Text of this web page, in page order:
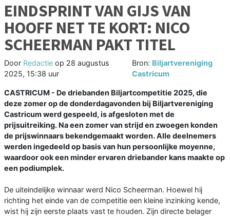
EINDSPRINT VAN GIJS VAN
HOOFF NET TE KORT: NICO
SCHEERMAN PAKT TITEL
Door Redactie op 28 augustus
2025, 15:38 uur
Bron: Biljartvereniging
Castricum
CASTRICUM - De driebanden Biljartcompetitie 2025, die
deze zomer op de donderdagavonden bij Biljartvereniging
Castricum werd gespeeld, is afgesloten met de
prijsuitreiking. Na een zomer van strijd en zwoegen konden
de prijswinnaars bekendgemaakt worden. Alle deelnemers
werden ingedeeld op basis van hun persoonlijke moyenne,
waardoor ook een minder ervaren driebander kans maakte op
een podiumplek.
De uiteindelijke winnaar werd Nico Scheerman. Hoewel hij
richting het einde van de competitie een kleine inzinking kende,
wist hij zijn eerste plaats vast te houden. Zijn directe belager